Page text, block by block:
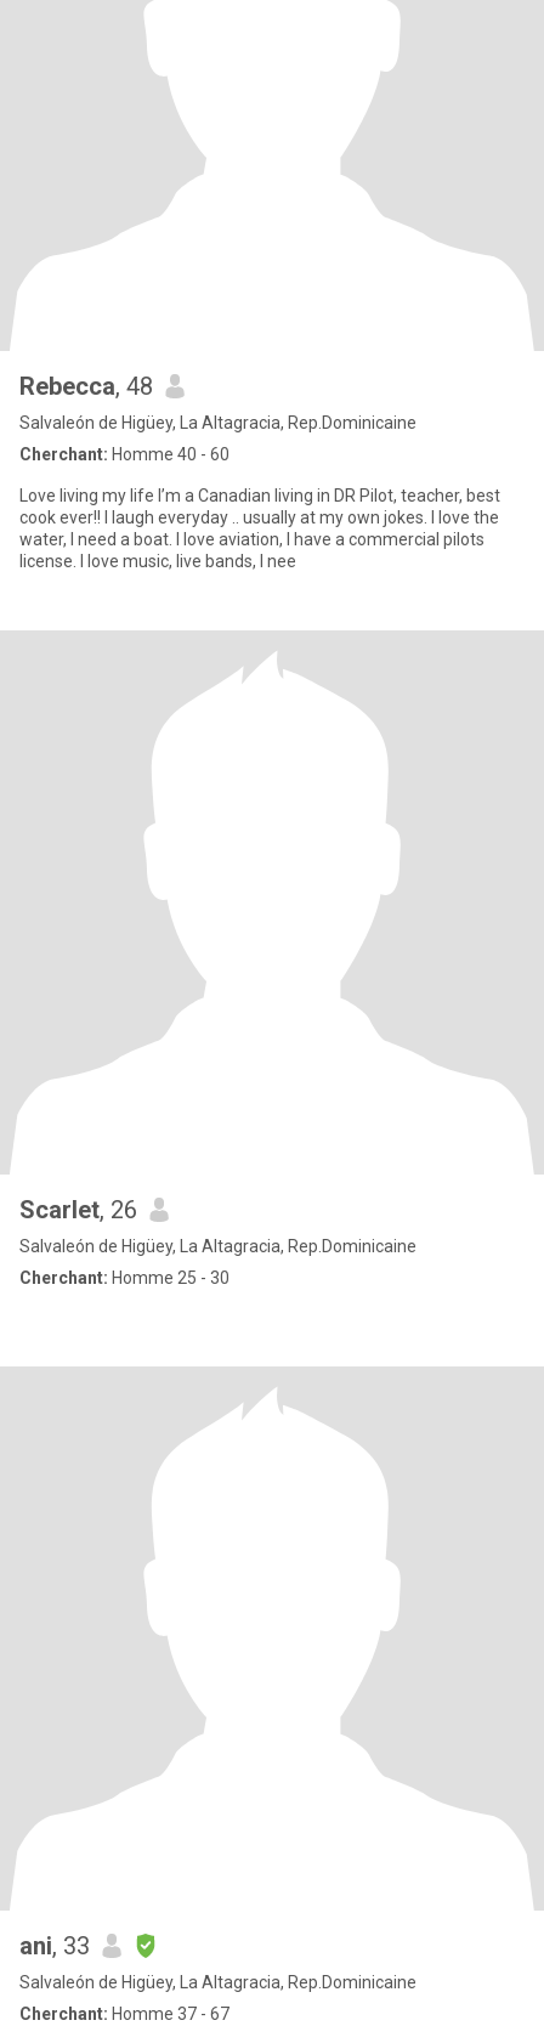
Rebecca, 48
Salvaleón de Higüey, La Altagracia, Rep.Dominicaine
Cherchant: Homme 40 - 60
Love living my life I’m a Canadian living in DR Pilot, teacher, best
cook ever!! I laugh everyday .. usually at my own jokes. I love the
water, I need a boat. I love aviation, I have a commercial pilots
license. I love music, live bands, I nee
Scarlet, 26
Salvaleón de Higüey, La Altagracia, Rep.Dominicaine
Cherchant: Homme 25 - 30
ani, 33
Salvaleón de Higüey, La Altagracia, Rep.Dominicaine
Cherchant: Homme 37 - 67